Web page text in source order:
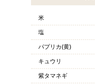
米
塩
パプリカ(黄)
キュウリ
紫タマネギ